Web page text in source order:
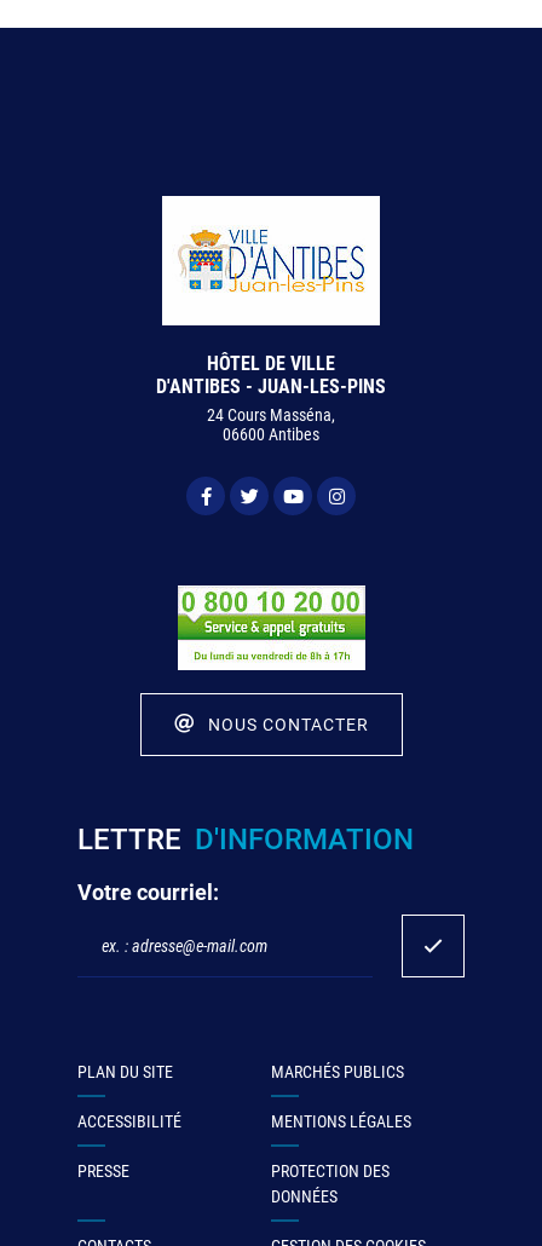
HÔTEL DE VILLE
D'ANTIBES - JUAN-LES-PINS
24 Cours Masséna,
06600 Antibes
NOUS CONTACTER
LETTRE D'INFORMATION
Votre courriel:
PLAN DU SITE MARCHÉS PUBLICS
ACCESSIBILITÉ MENTIONS LÉGALES
PRESSE
PROTECTION DES
DONNÉES